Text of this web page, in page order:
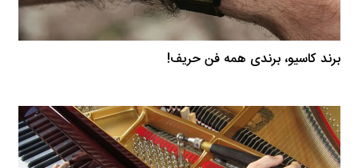
برند کاسیو، برندی همه فن حریف!